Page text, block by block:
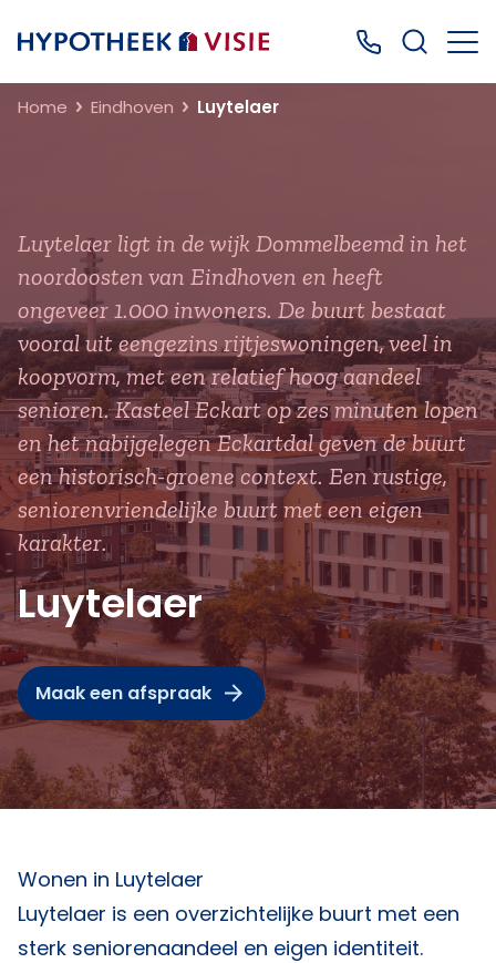
Terug naar home Bel ons: 0499
Home Eindhoven Luytelaer
Luytelaer ligt in de wijk Dommelbeemd in het
noordoosten van Eindhoven en heeft
ongeveer 1.000 inwoners. De buurt bestaat
vooral uit eengezins rijtjeswoningen, veel in
koopvorm, met een relatief hoog aandeel
senioren. Kasteel Eckart op zes minuten lopen
en het nabijgelegen Eckartdal geven de buurt
een historisch-groene context. Een rustige,
seniorenvriendelijke buurt met een eigen
karakter.
Luytelaer
Maak een afspraak
Wonen in Luytelaer
Luytelaer is een overzichtelijke buurt met een
sterk seniorenaandeel en eigen identiteit.